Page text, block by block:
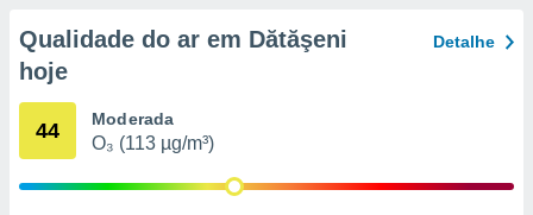
através
Qualidade do ar em Dătăşeni
hoje
Detalhe
44 Moderada
O₃ (113 µg/m³)